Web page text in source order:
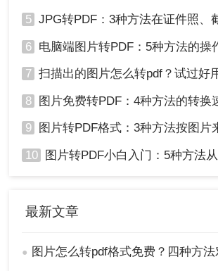
5 JPG转PDF：3种方法在证件照、截图和扫描件上
6 电脑端图片转PDF：5种方法的操作步骤和
7 扫描出的图片怎么转pdf？试过好用
8 图片免费转PDF：4种方法的转换速度和
9 图片转PDF格式：3种方法按图片来源（手机/
10 图片转PDF小白入门：5种方法从最简单到
最新文章
● 图片怎么转pdf格式免费？四种方法对比与实操指